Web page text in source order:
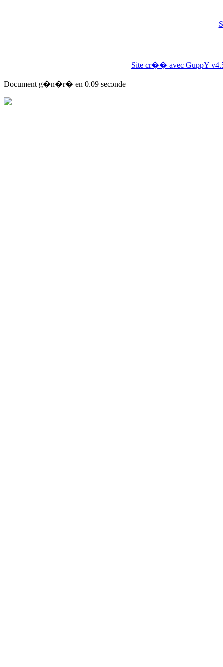
Site cr�� avec GuppY
Document g�n�r� en 0.09 seconde